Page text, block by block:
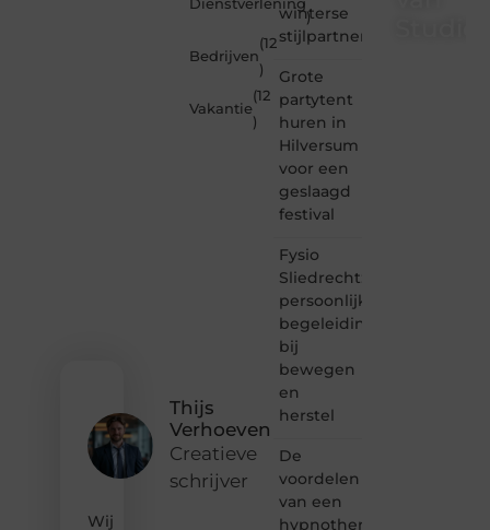
Thijs
Verhoeven
Creatieve
schrijver
Wij
Dienstverlening
)
Bedrijven
(12
)
Vakantie
(12
)
winterse
stijlpartner
Grote
partytent
huren in
Hilversum
voor een
geslaagd
festival
Fysio
Sliedrecht:
persoonlijke
begeleiding
bij
bewegen
en
herstel
De
voordelen
van een
hypnotherapeut